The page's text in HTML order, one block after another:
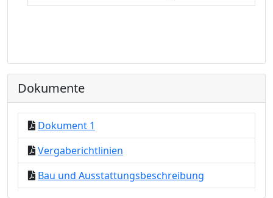
Dokumente
Dokument 1
Vergaberichtlinien
Bau und Ausstattungsbeschreibung